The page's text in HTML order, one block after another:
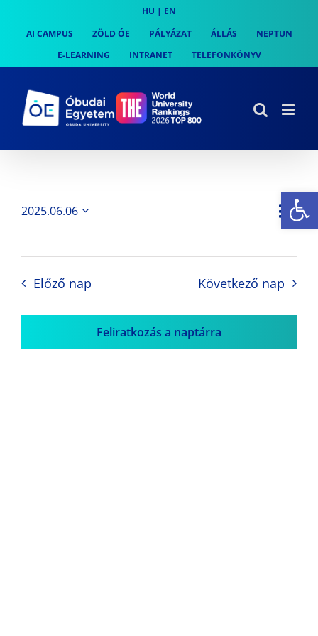
content
HU | EN
AI CAMPUS
ZÖLD ÓE PÁLYÁZAT ÁLLÁS
NEPTUN
E-LEARNING
INTRANET TELEFONKÖNYV
Nap
2025.06.06
Előző nap Következő nap
Feliratkozás a naptárra